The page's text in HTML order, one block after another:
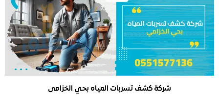
شركة كشف تسربات المياه بحي الخزامى